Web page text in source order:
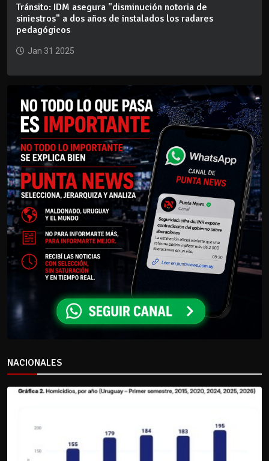
Tránsito: IDM asegura "disminución notoria de
siniestros" a dos años de instalados los radares
pedagógicos
Jan 31 2025
NACIONALES